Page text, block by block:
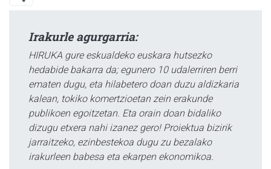
Irakurle agurgarria:
HIRUKA gure eskualdeko euskara hutsezko
hedabide bakarra da; egunero 10 udalerriren berri
ematen dugu, eta hilabetero doan duzu aldizkaria
kalean, tokiko komertzioetan zein erakunde
publikoen egoitzetan. Eta orain doan bidaliko
dizugu etxera nahi izanez gero! Proiektua bizirik
jarraitzeko, ezinbestekoa dugu zu bezalako
irakurleen babesa eta ekarpen ekonomikoa.